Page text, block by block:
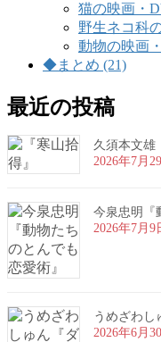
猫の映画・
野生ネコ科
動物の映画
◆まとめ (21)
最近の投稿
久須本文雄
2026年7月
今泉忠明『
2026年7月9
うめざわし
2026年6月